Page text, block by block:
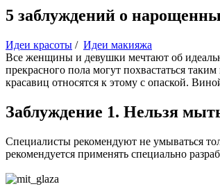
5 заблуждений о
Идеи красоты / Идеи макияжа
Все женщины и девушки мечтают об
прекрасного пола могут похвастаться
красавиц относятся к этому с опаской.
Заблуждение 1. Нельзя
Специалисты рекомендуют не умываться
рекомендуется применять специально